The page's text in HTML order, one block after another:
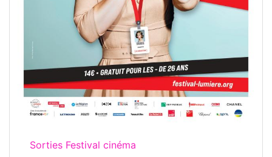
Sorties Festival cinéma